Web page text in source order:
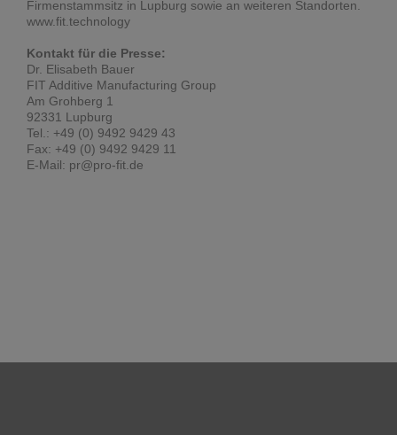
Firmenstammsitz in Lupburg sowie an weiteren Standorten.
www.fit.technology
Kontakt für die Presse:
Dr. Elisabeth Bauer
FIT Additive Manufacturing Group
Am Grohberg 1
92331 Lupburg
Tel.: +49 (0) 9492 9429 43
Fax: +49 (0) 9492 9429 11
E-Mail: pr@pro-fit.de